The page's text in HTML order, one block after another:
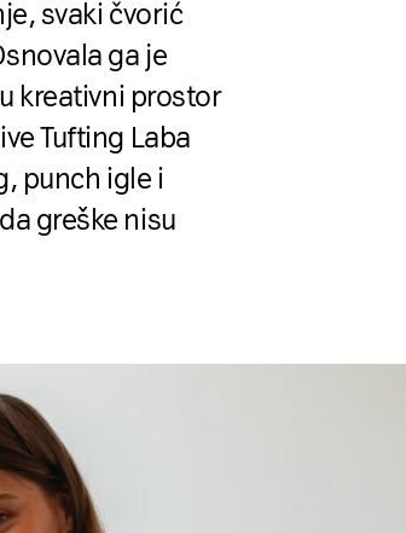
svaki čvorić
ga je
kreativni prostor
Tufting Laba
punch igle i
greške nisu